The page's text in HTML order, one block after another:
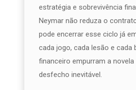
estratégia e sobrevivência
Neymar não reduza o
pode encerrar esse ciclo já
cada jogo, cada lesão e cada
financeiro empurram a novela
desfecho inevitável.